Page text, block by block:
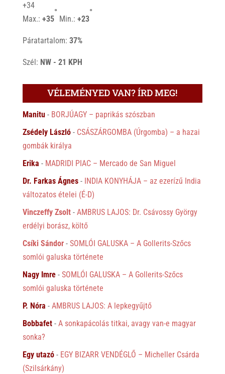
+34
Max.: +35
°
Min.: +23
°
Páratartalom: 37%
Szél: NW - 21 KPH
VÉLEMÉNYED VAN? ÍRD MEG!
Manitu- BORJÚAGY – paprikás szószban
Zsédely László- CSÁSZÁRGOMBA (Úrgomba) – a hazai
gombák királya
Erika - MADRIDI PIAC – Mercado de San Miguel
Dr. Farkas Ágnes- INDIA KONYHÁJA – az ezerízű India
változatos ételei (É-D)
Vinczeffy Zsolt- AMBRUS LAJOS: Dr. Csávossy György
erdélyi borász, költő
Csíki Sándor- SOMLÓI GALUSKA – A Gollerits-Szőcs
somlói galuska története
Nagy Imre- SOMLÓI GALUSKA – A Gollerits-Szőcs
somlói galuska története
P. Nóra - AMBRUS LAJOS: A lepkegyűjtő
Bobbafet- A sonkapácolás titkai, avagy van-e magyar
sonka?
Egy utazó- EGY BIZARR VENDÉGLŐ – Micheller Csárda
(Szilsárkány)